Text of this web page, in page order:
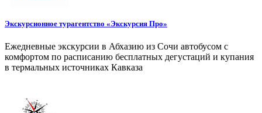
Экскурсионное турагентство «Экскурсия Про»
Ежедневные экскурсии в Абхазию из Сочи автобусом с
комфортом по расписанию бесплатных дегустаций и купания
в термальных источниках Кавказа